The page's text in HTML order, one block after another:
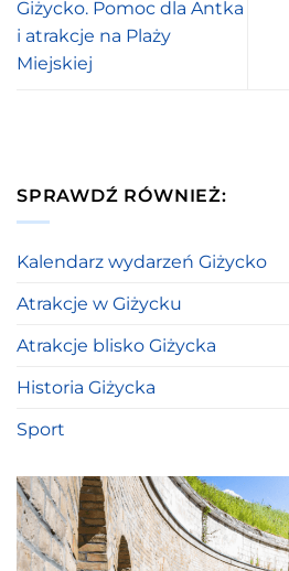
Giżycko. Pomoc dla Antka
i atrakcje na Plaży
Miejskiej
SPRAWDŹ RÓWNIEŻ:
Kalendarz wydarzeń Giżycko
Atrakcje w Giżycku
Atrakcje blisko Giżycka
Historia Giżycka
Sport